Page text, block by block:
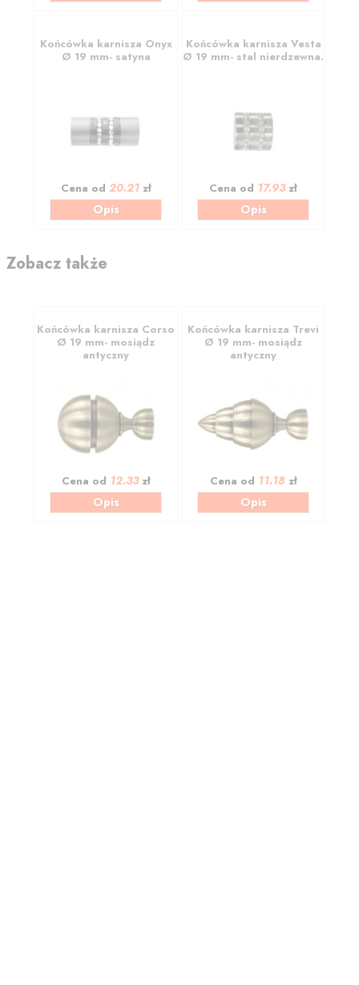
Końcówka karnisza Onyx
Ø 19 mm- satyna
Cena od 20.21zł
Opis
Końcówka karnisza Vesta
Ø 19 mm- stal nierdzewna.
Cena od 17.93zł
Opis
Zobacz także
Końcówka karnisza Corso
Ø 19 mm- mosiądz
antyczny
Cena od 12.33zł
Opis
Końcówka karnisza Trevi
Ø 19 mm- mosiądz
antyczny
Cena od 11.18zł
Opis